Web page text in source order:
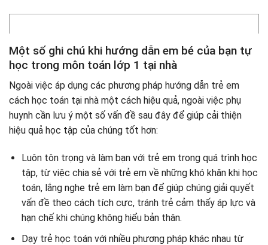
Một số ghi chú khi hướng dẫn em bé của bạn tự
học trong môn toán lớp 1 tại nhà
Ngoài việc áp dụng các phương pháp hướng dẫn trẻ em
cách học toán tại nhà một cách hiệu quả, ngoài việc phụ
huynh cần lưu ý một số vấn đề sau đây để giúp cải thiện
hiệu quả học tập của chúng tốt hơn:
Luôn tôn trọng và làm bạn với trẻ em trong quá trình học
tập, từ việc chia sẻ với trẻ em về những khó khăn khi học
toán, lắng nghe trẻ em làm bạn để giúp chúng giải quyết
vấn đề theo cách tích cực, tránh trẻ cảm thấy áp lực và
hạn chế khi chúng không hiểu bản thân.
Dạy trẻ học toán với nhiều phương pháp khác nhau từ